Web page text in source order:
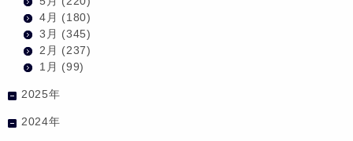
4月 (180)
3月 (345)
2月 (237)
1月 (99)
2025年
2024年